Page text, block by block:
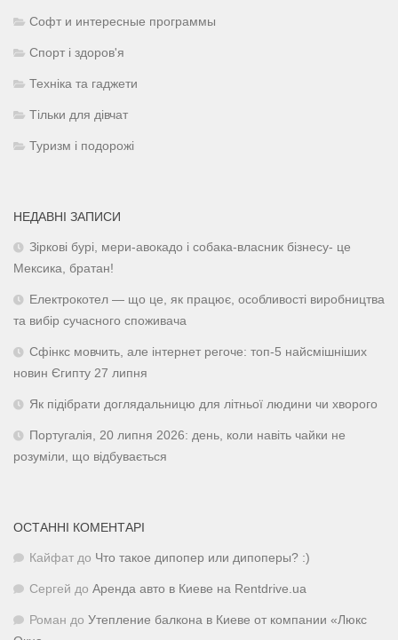
Софт и интересные программы
Спорт і здоров'я
Техніка та гаджети
Тільки для дівчат
Туризм і подорожі
НЕДАВНІ ЗАПИСИ
Зіркові бурі, мери-авокадо і собака-власник бізнесу- це
Мексика, братан!
Електрокотел — що це, як працює, особливості виробництва
та вибір сучасного споживача
Сфінкс мовчить, але інтернет регоче: топ-5 найсмішніших
новин Єгипту 27 липня
Як підібрати доглядальницю для літньої людини чи хворого
Португалія, 20 липня 2026: день, коли навіть чайки не
розуміли, що відбувається
ОСТАННІ КОМЕНТАРІ
Кайфат до Что такое дипопер или дипоперы? :)
Сергей до Аренда авто в Киеве на Rentdrive.ua
Роман до Утепление балкона в Киеве от компании «Люкс